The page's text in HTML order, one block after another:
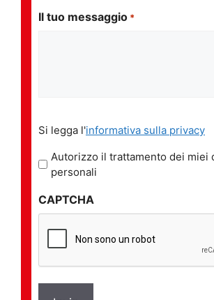
Il tuo messaggio *
legga
l'informativa
sulla
*
Si legga l'informativa sulla privacy
Autorizzo il trattamento dei miei
personali
CAPTCHA